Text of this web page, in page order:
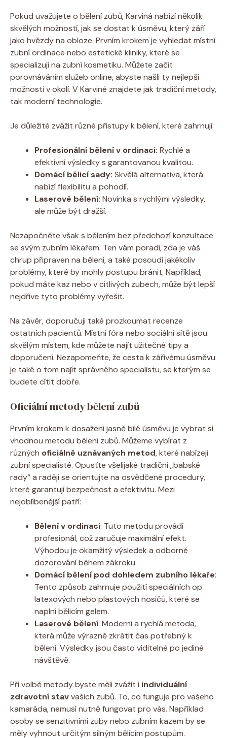
Pokud uvažujete o bělení zubů, Karviná nabízí několik
skvělých možností, jak se dostat k úsměvu, který září
jako hvězdy na obloze. Prvním krokem je vyhledat místní
zubní ordinace nebo estetické kliniky, které se
specializují na zubní kosmetiku. Můžete začít
porovnáváním služeb online, abyste našli ty nejlepší
možnosti v okolí. V Karviné znajdete jak tradiční metody,
tak moderní technologie.
Je důležité zvážit různé přístupy k bělení, které zahrnují:
Profesionální bělení v ordinaci: Rychlé a
efektivní výsledky s garantovanou kvalitou.
Domácí bělicí sady: Skvělá alternativa, která
nabízí flexibilitu a pohodlí.
Laserové bělení: Novinka s rychlými výsledky,
ale může být dražší.
Nezapočněte však s bělením bez předchozí konzultace
se svým zubním lékařem. Ten vám poradí, zda je váš
chrup připraven na bělení, a také posoudí jakékoliv
problémy, které by mohly postupu bránit. Například,
pokud máte kaz nebo v citlivých zubech, může být lepší
nejdříve tyto problémy vyřešit.
Na závěr, doporučuji také prozkoumat recenze
ostatních pacientů. Místní fóra nebo sociální sítě jsou
skvělým místem, kde můžete najít užitečné tipy a
doporučení. Nezapomeňte, že cesta k zářivému úsměvu
je také o tom najít správného specialistu, se kterým se
budete cítit dobře.
Oficiální metody bělení zubů
Prvním krokem k dosažení jasně bílé úsměvu je vybrat si
vhodnou metodu bělení zubů. Můžeme vybírat z
různých oficiálně uznávaných metod, které nabízejí
zubní specialisté. Opusťte všelijaké tradiční „babské
rady“ a raději se orientujte na osvědčené procedury,
které garantují bezpečnost a efektivitu. Mezi
nejoblíbenější patří:
Bělení v ordinaci: Tuto metodu provádí
profesionál, což zaručuje maximální efekt.
Výhodou je okamžitý výsledek a odborné
dozorování během zákroku.
Domácí bělení pod dohledem zubního lékaře:
Tento způsob zahrnuje použití speciálních op
latexových nebo plastových nosičů, které se
naplní bělicím gelem.
Laserové bělení: Moderní a rychlá metoda,
která může výrazně zkrátit čas potřebný k
bělení. Výsledky jsou často viditelné po jediné
návštěvě.
Při volbě metody byste měli zvážit i individuální
zdravotní stavvašich zubů. To, co funguje pro vašeho
kamaráda, nemusí nutně fungovat pro vás. Například
osoby se senzitivními zuby nebo zubním kazem by se
měly vyhnout určitým silným bělicím postupům.